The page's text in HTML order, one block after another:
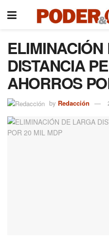
DISTANCIA
AHORROS
by Redacción